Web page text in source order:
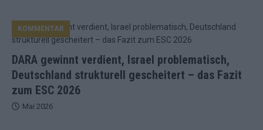
DARA gewinnt verdient, Israel problematisch,
Deutschland strukturell gescheitert – das Fazit
zum ESC 2026
KOMMENTAR
Mai 2026